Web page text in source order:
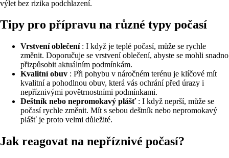
výlet bez rizika podchlazení.
Tipy pro přípravu na různé typy počasí
Vrstvení oblečení: I když je teplé počasí, může se rychle
změnit. Doporučuje se vrstvení oblečení, abyste se mohli snadno
přizpůsobit aktuálním podmínkám.
Kvalitní obuv : Při pohybu v náročném terénu je klíčové mít
kvalitní a pohodlnou obuv, která vás ochrání před úrazy i
nepříznivými povětrnostními podmínkami.
Deštník nebo nepromokavý plášť: I když neprší, může se
počasí rychle změnit. Mít s sebou deštník nebo nepromokavý
plášť je proto velmi důležité.
Jak reagovat na nepříznivé počasí?